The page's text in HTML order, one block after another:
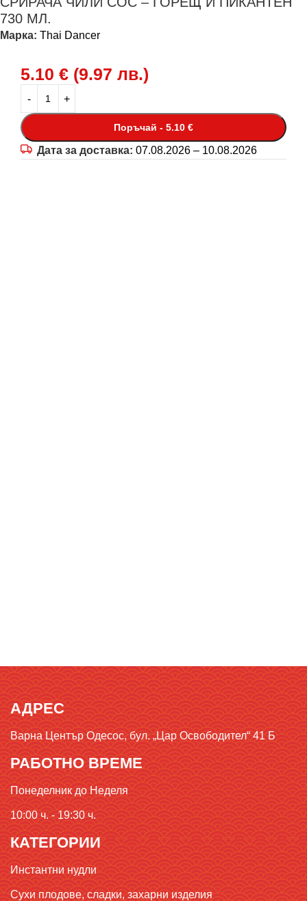
730 МЛ.
Марка: Thai Dancer
5.10 € (9.97 лв.)
Поръчай - 5.10 €
Дата за доставка: 07.08.2026 – 10.08.2026
АДРЕС
Варна Център Одесос, бул. „Цар Освободител“ 41 Б
РАБОТНО ВРЕМЕ
Понеделник до Неделя
10:00 ч. - 19:30 ч.
КАТЕГОРИИ
Инстантни нудли
Сухи плодове, сладки, захарни изделия